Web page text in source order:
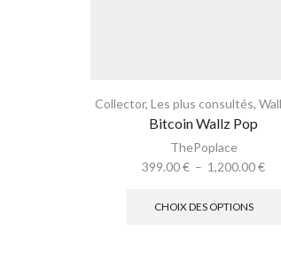
Collector,Les plus consultés,
Bitcoin Wallz Pop
ThePoplace
399.00€ – 1,200.00€
CHOIX DES OPTIONS